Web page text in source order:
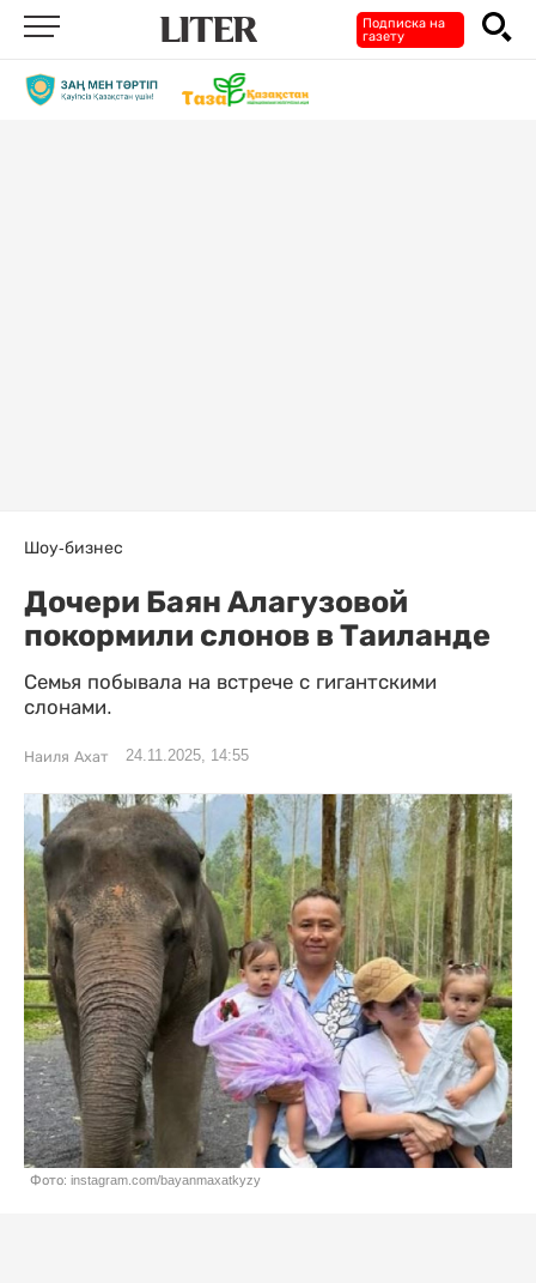
Подписка на
газету
Шоу-бизнес
Дочери Баян Алагузовой
покормили слонов в Таиланде
Семья побывала на встрече с гигантскими
слонами.
Наиля Ахат 24.11.2025, 14:55
Фото: instagram.com/bayanmaxatkyzy